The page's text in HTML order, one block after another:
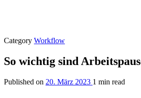
Category Workflow
So wichtig sind
Published on 20. März 2023 1 min read